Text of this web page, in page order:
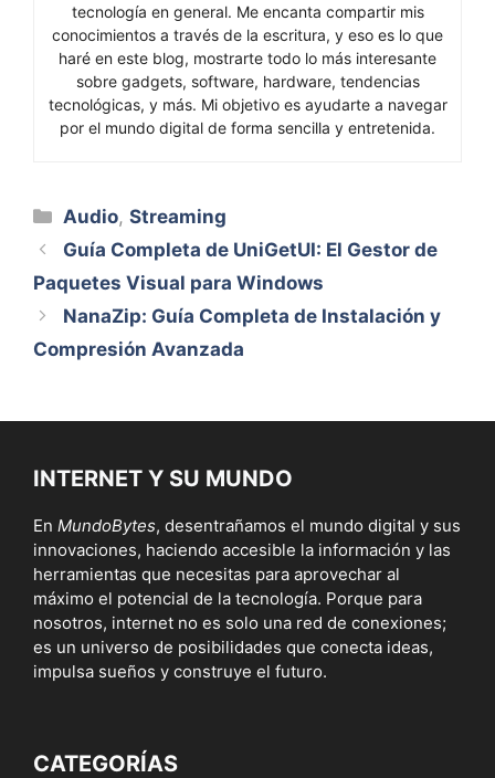
tecnología en general. Me encanta compartir mis
conocimientos a través de la escritura, y eso es lo que
haré en este blog, mostrarte todo lo más interesante
sobre gadgets, software, hardware, tendencias
tecnológicas, y más. Mi objetivo es ayudarte a navegar
por el mundo digital de forma sencilla y entretenida.
Categorías
Audio,Streaming
Guía Completa de UniGetUI: El Gestor de
Paquetes Visual para Windows
NanaZip: Guía Completa de Instalación y
Compresión Avanzada
INTERNET Y SU MUNDO
En MundoBytes, desentrañamos el mundo digital y sus
innovaciones, haciendo accesible la información y las
herramientas que necesitas para aprovechar al
máximo el potencial de la tecnología. Porque para
nosotros, internet no es solo una red de conexiones;
es un universo de posibilidades que conecta ideas,
impulsa sueños y construye el futuro.
CATEGORÍAS